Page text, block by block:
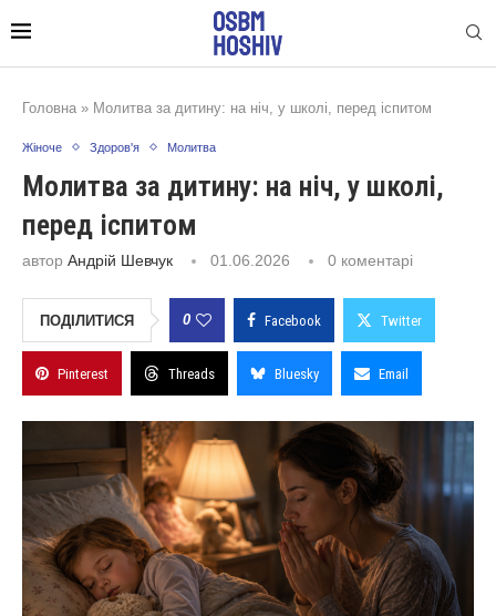
Головна » Молитва за дитину: на ніч, у школі, перед іспитом
Жіноче Здоров'я Молитва
Молитва за дитину: на ніч, у школі,
перед іспитом
автор Андрій Шевчук 01.06.2026 0 коментарі
ПОДІЛИТИСЯ 0 Facebook Twitter
Pinterest Threads Bluesky Email